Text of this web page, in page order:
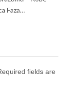
Faza…
fields are